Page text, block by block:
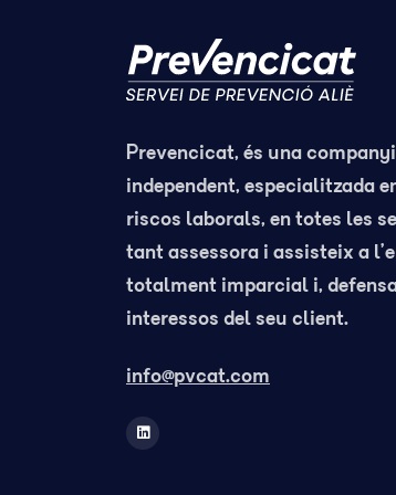
Prevencicat, és una
independent, especialitzada
riscos laborals, en totes les
tant assessora i assisteix a
totalment imparcial i,
interessos del seu client.
info@pvcat.com